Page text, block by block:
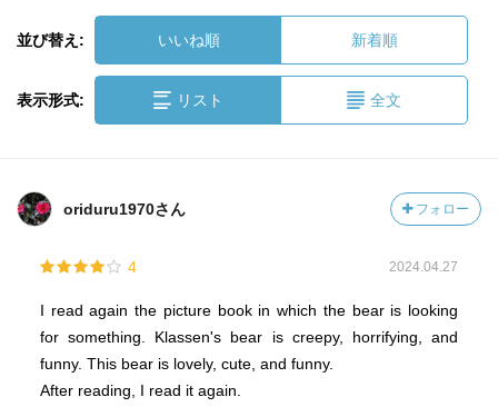
並び替え: いいね順 新着順
表示形式: リスト 全文
oriduru1970さん フォロー
4 2024.04.27
I read again the picture book in which the bear is looking
for something. Klassen's bear is creepy, horrifying, and
funny. This bear is lovely, cute, and funny.
After reading, I read it again.